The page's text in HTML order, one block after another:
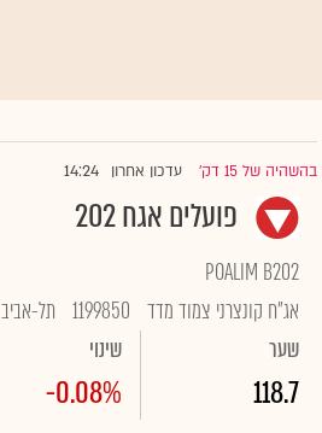
בהשהיה של 15 דק' |עדכון אחרון 14:24
פועלים אגח 202
POALIM B202
אג"ח קונצרני צמוד מדד 1199850 תל-אביב
שער
118.7
שינוי
-0.08%